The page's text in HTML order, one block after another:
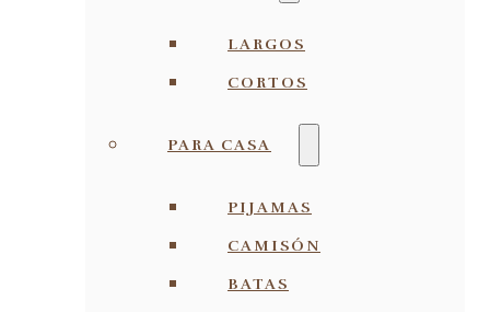
LARGOS
CORTOS
PARA CASA
PIJAMAS
CAMISÓN
BATAS